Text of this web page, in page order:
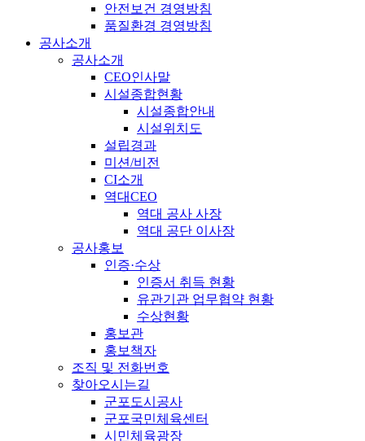
안전보건 경영방침
품질환경 경영방침
공사소개
공사소개
CEO인사말
시설종합현황
시설종합안내
시설위치도
설립경과
미션/비전
CI소개
역대CEO
역대 공사 사장
역대 공단 이사장
공사홍보
인증·수상
인증서 취득 현황
유관기관 업무협약 현황
수상현황
홍보관
홍보책자
조직 및 전화번호
찾아오시는길
군포도시공사
군포국민체육센터
시민체육광장